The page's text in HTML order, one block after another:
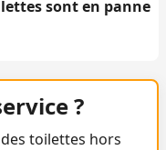
sont en panne
?
toilettes hors